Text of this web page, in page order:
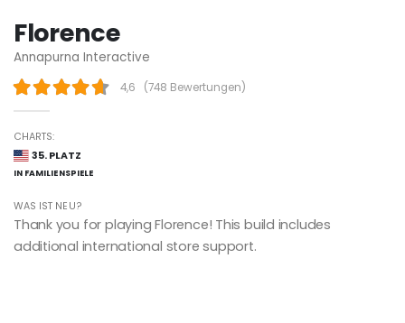
Florence
Annapurna Interactive
4,6 (748 Bewertungen)
CHARTS:
35. PLATZ
IN FAMILIENSPIELE
WAS IST NEU?
Thank you for playing Florence! This build includes
additional international store support.